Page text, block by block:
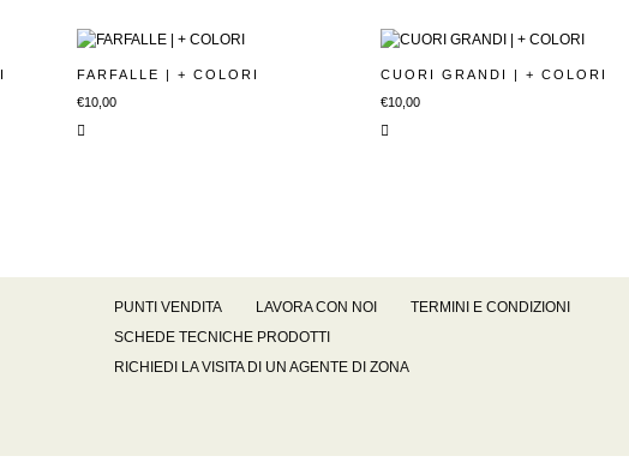
FARFALLE | + COLORI
€10,00
CUORI GRANDI | + COLORI
€10,00
PUNTI VENDITA LAVORA CON NOI
TERMINI E CONDIZIONI
SCHEDE TECNICHE PRODOTTI
RICHIEDI LA VISITA DI UN AGENTE DI ZONA